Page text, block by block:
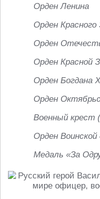
Орден Ленина
Орден Красного
Орден
Орден Красной
Орден Богдана
Орден
Военный крест
Орден
Медаль «За